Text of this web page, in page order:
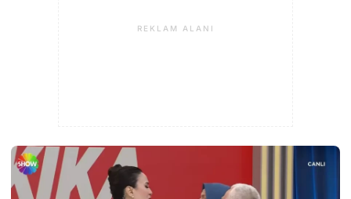
REKLAM ALANI